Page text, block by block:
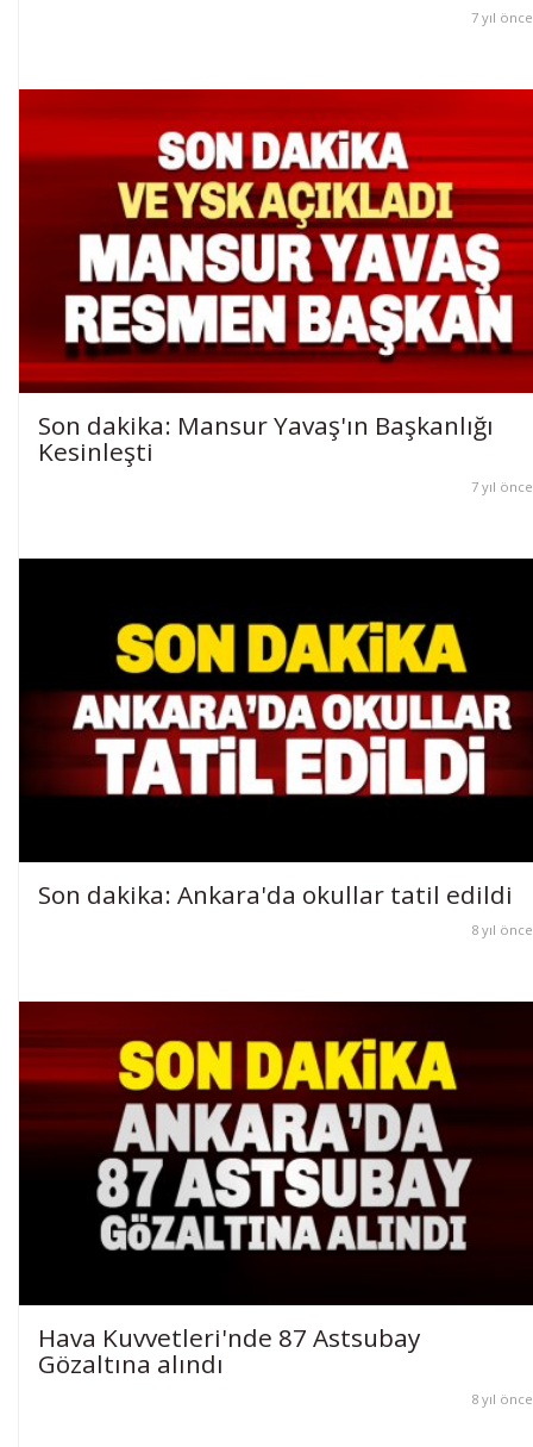
7 yıl önce
Son dakika: Mansur Yavaş'ın Başkanlığı
Kesinleşti
7 yıl önce
Son dakika: Ankara'da okullar tatil edildi
8 yıl önce
Hava Kuvvetleri'nde 87 Astsubay
Gözaltına alındı
8 yıl önce